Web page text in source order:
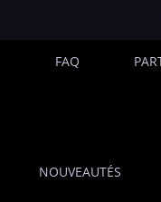
FAQ
NOUVEAUTÉS